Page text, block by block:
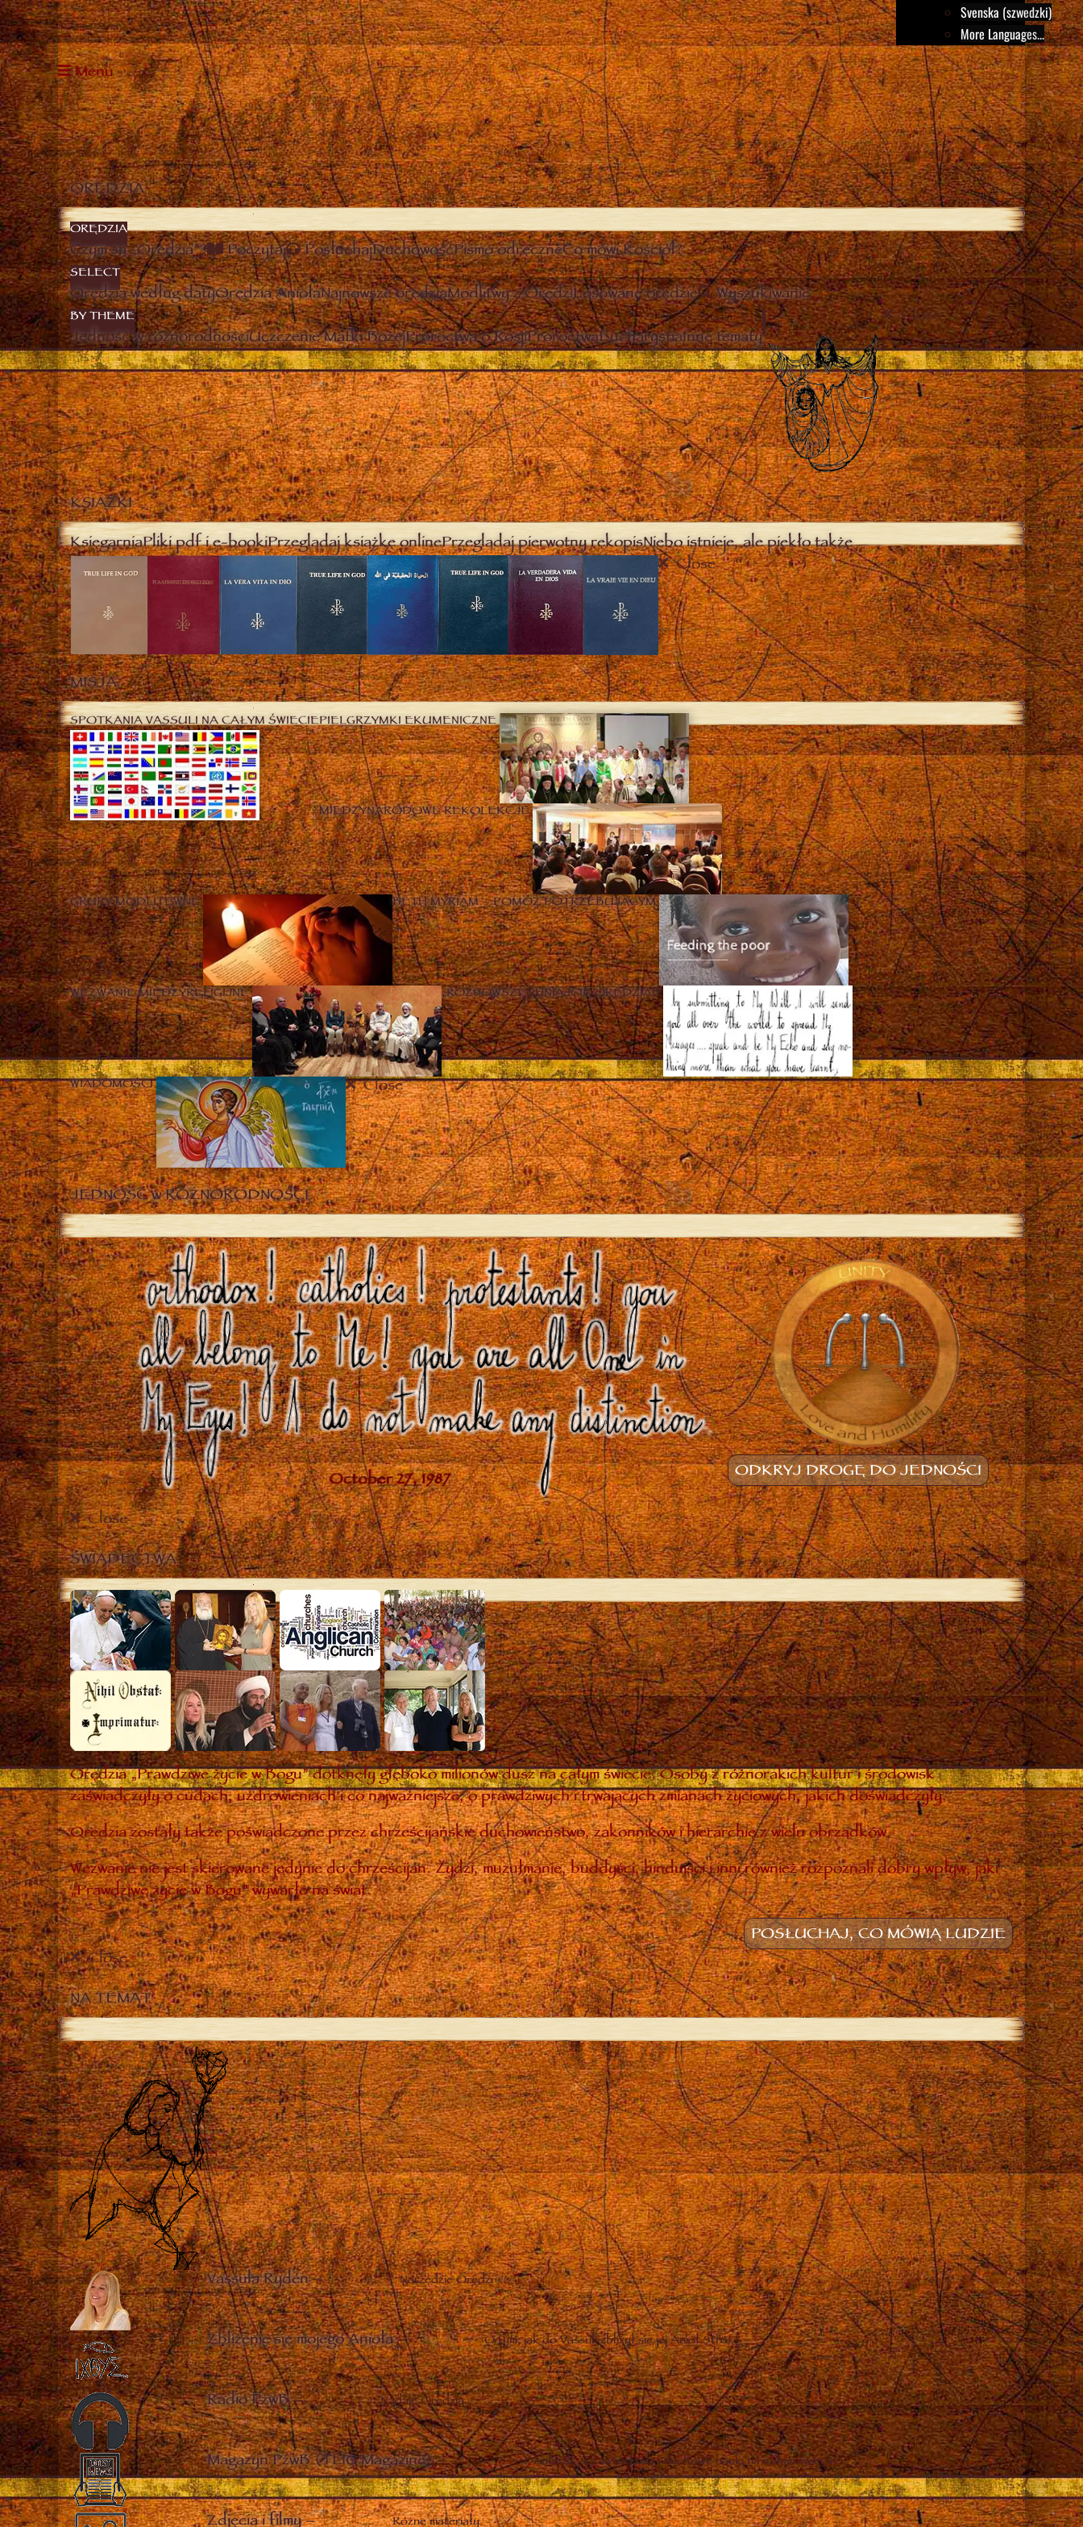
Svenska (szwedzki)
More Languages...
Menu
ORĘDZIA
ORĘDZIA
Czym są „Orędzia”? Poczytaj PosłuchajDuchowośćPismo odręczneCo mówi Kościół?
SELECT
Orędzia według datyOrędzia AniołaNajnowsze orędziaModlitwy z OrędziLosowane orędzie Wyszukiwanie
BY THEME
Jedność w różnorodnościUczczenie Matki BożejProroctwa o RosjiProroctwaEucharystiaInne tematy
Close
KSIĄŻKI
KsięgarniaPliki pdf i e-bookiPrzeglądaj książkę onlinePrzeglądaj pierwotny rękopisNiebo istnieje, ale piekło także
Close
MISJA
SPOTKANIA VASSULI NA CAŁYM ŚWIECIEPIELGRZYMKI EKUMENICZNE
MIĘDZYNARODOWE REKOLEKCJE
GRUPY MODLITEWNE BETH MYRIAM – POMÓŻ POTRZEBUJĄCYM
WEZWANIE MIĘDZYRELIGIJNE „ROZPOWSZECHNIAJCIE ORĘDZIA!”
WIADOMOŚCI Close
JEDNOŚĆ w RÓŻNORODNOŚCI
ODKRYJ DROGĘ DO JEDNOŚCI
Close
ŚWIADECTWA
Orędzia „Prawdziwe życie w Bogu” dotknęły głęboko milionów dusz na całym świecie. Osoby z różnorakich kultur i środowisk
zaświadczyły o cudach, uzdrowieniach i co najważniejsze, o prawdziwych i trwających zmianach życiowych, jakich doświadczyły.
Orędzia zostały także poświadczone przez chrześcijańskie duchowieństwo, zakonników i hierarchię z wielu obrządków.
Wezwanie nie jest skierowane jedynie do chrześcijan. Żydzi, muzułmanie, buddyści, hinduiści i inni również rozpoznali dobry wpływ, jaki
„Prawdziwe życie w Bogu” wywarło na świat.
POSŁUCHAJ, CO MÓWIĄ LUDZIE
Close
NA TEMAT
Vassula Rydén– Narzędzie Orędzi
Zbliżenie się mojego Anioła– O tym, jak do Vassuli zbliżył się jej Anioł Stróż
Radio PżwB– Nadaje Orędzia
Magazyn PżwB (TLIG Magazine)– Działania, sprawozdania i duchowe nauki na całym świecie
Zdjęcia i filmy– Różne materiały